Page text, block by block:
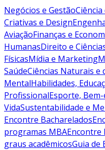
Negócios e Gestão
Criativas e Design
AviaçãoFinanças e
HumanasDireito e
FísicasMídia e Marketing
SaúdeCiências Naturais e
MentalHabilidades,
ProfissionalEsporte,
VidaSustentabilidade e
Encontre Bacharelados
programas MBAEncontre
graus acadêmicosGuia de